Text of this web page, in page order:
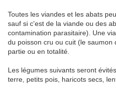
Toutes les viandes et les abats
sauf si c'est de la viande ou des
contamination parasitaire). Une
du poisson cru ou cuit (le saumon
partie ou en totalité.
Les légumes suivants seront
terre, petits pois, haricots secs,